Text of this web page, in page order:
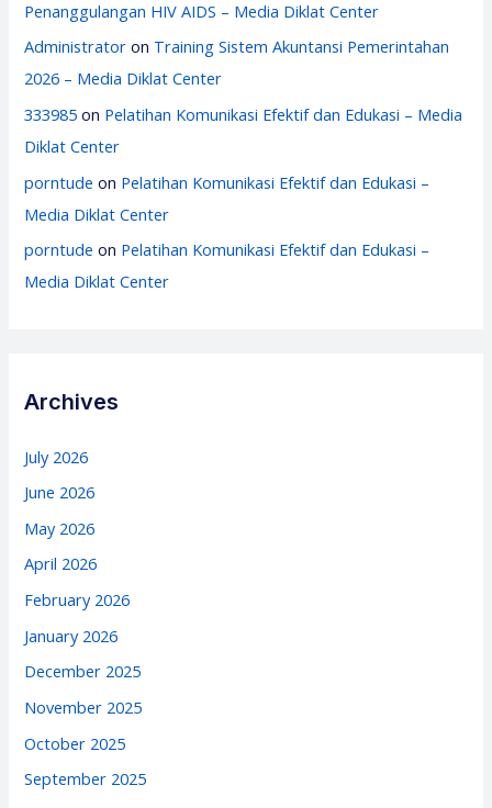
Penanggulangan HIV AIDS – Media Diklat Center
Administrator on Training Sistem Akuntansi Pemerintahan
2026 – Media Diklat Center
333985 on Pelatihan Komunikasi Efektif dan Edukasi – Media
Diklat Center
porntude on Pelatihan Komunikasi Efektif dan Edukasi –
Media Diklat Center
porntude on Pelatihan Komunikasi Efektif dan Edukasi –
Media Diklat Center
Archives
July 2026
June 2026
May 2026
April 2026
February 2026
January 2026
December 2025
November 2025
October 2025
September 2025